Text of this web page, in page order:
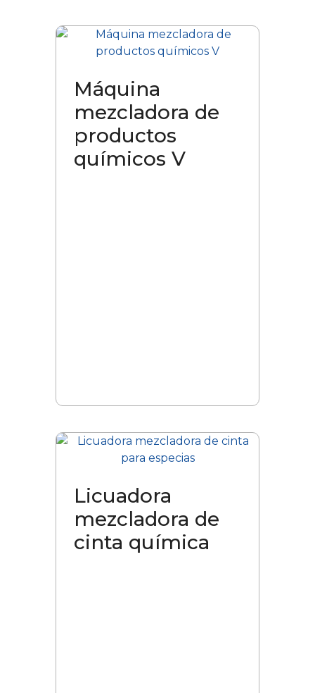
Máquina
mezcladora de
productos
químicos V
Licuadora
mezcladora de
cinta química